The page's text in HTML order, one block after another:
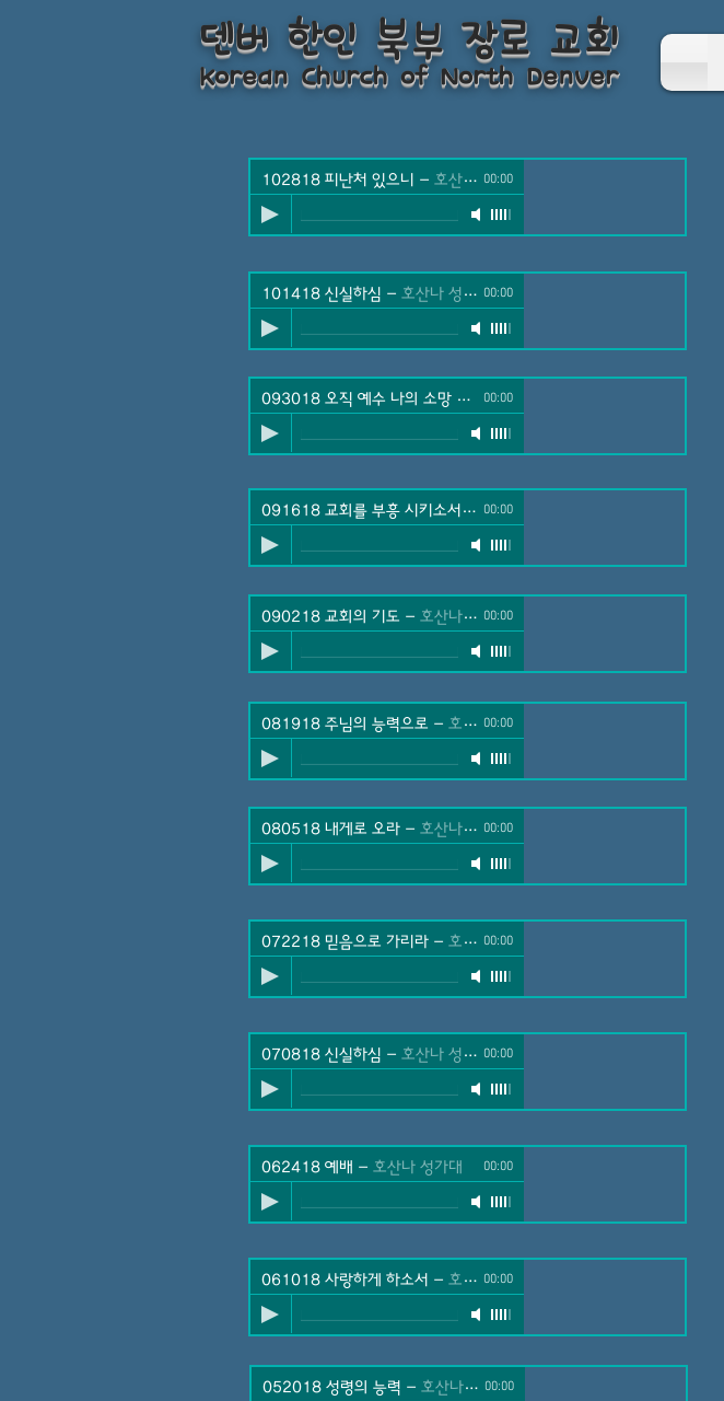
덴버 한인 북부 장로 교회
Korean Church of North Denver
102818 피난처 있으니 - 호산나 성가대 00:00
101418 신실하심 - 호산나 성가대 00:00
093018 오직 예수 나의 소망 호산나 성가대
00:00
091618 교회를 부흥 시키소서
- 호산나 성가대
00:00
090218 교회의 기도 - 호산나 성가대 00:00
081918 주님의 능력으로 - 호산나 성가대 00:00
080518 내게로 오라 - 호산나 성가대 00:00
072218 믿음으로 가리라 - 호산나 성가대 00:00
070818 신실하심 - 호산나 성가대 00:00
062418 예배 - 호산나 성가대 00:00
061018 사랑하게 하소서 - 호산나 성가대 00:00
052018 성령의 능력 - 호산나 성가대 00:00